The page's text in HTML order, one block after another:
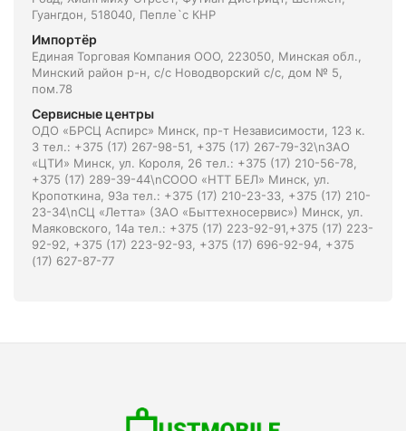
Гуангдон, 518040, Пепле`с КНР
Импортёр
Единая Торговая Компания ООО, 223050, Минская обл.,
Минский район р-н, с/с Новодворский с/с, дом № 5,
пом.78
Сервисные центры
ОДО «БРСЦ Аспирс» Минск, пр-т Независимости, 123 к.
3 тел.: +375 (17) 267-98-51, +375 (17) 267-79-32\nЗАО
«ЦТИ» Минск, ул. Короля, 26 тел.: +375 (17) 210-56-78,
+375 (17) 289-39-44\nСООО «НТТ БЕЛ» Минск, ул.
Кропоткина, 93а тел.: +375 (17) 210-23-33, +375 (17) 210-
23-34\nСЦ «Летта» (ЗАО «Быттехносервис») Минск, ул.
Маяковского, 14а тел.: +375 (17) 223-92-91,+375 (17) 223-
92-92, +375 (17) 223-92-93, +375 (17) 696-92-94, +375
(17) 627-87-77